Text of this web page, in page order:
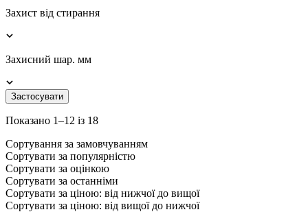
Захист від стирання
Захисний шар. мм
Застосувати
Показано 1–12 із 18
Сортування за замовчуванням
Сортувати за популярністю
Сортувати за оцінкою
Сортувати за останніми
Сортувати за ціною: від нижчої до вищої
Сортувати за ціною: від вищої до нижчої